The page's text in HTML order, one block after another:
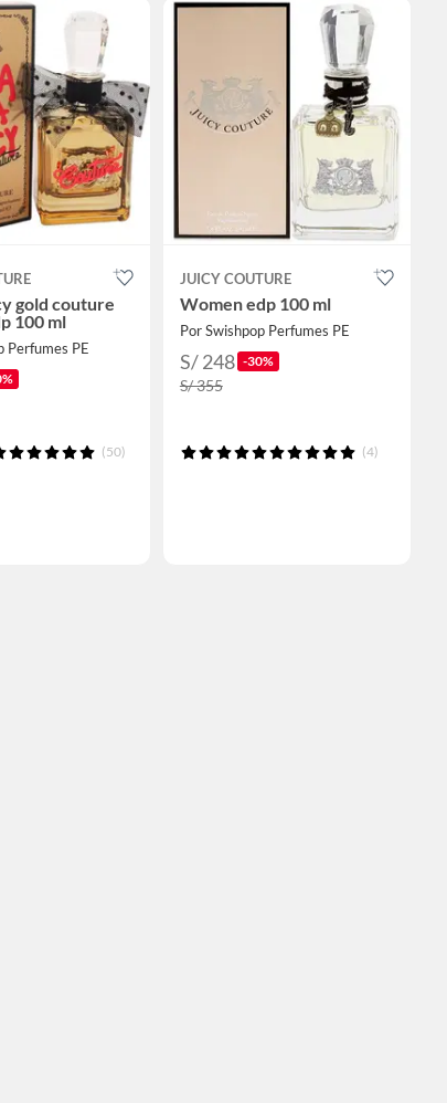
gold couture
100 ml
Perfumes PE
(50)
JUICY COUTURE
Women edp 100 ml
Por Swishpop Perfumes PE
S/ 248 -30%
S/ 355
(4)